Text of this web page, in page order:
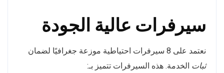
سيرفرات عالية الجودة
نعتمد على 8 سيرفرات احتياطية موزعة جغرافيًا لضمان
ثبات الخدمة. هذه السيرفرات تتميز بـ: